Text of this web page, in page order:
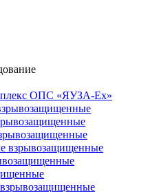
ОПС «ЯУЗА-Ех»
взрывозащищенные